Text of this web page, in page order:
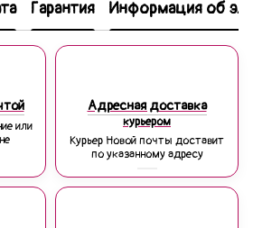
Гарантия Информация об
или
Адресная доставка
курьером
Курьер Новой почты доставит
по указанному адресу